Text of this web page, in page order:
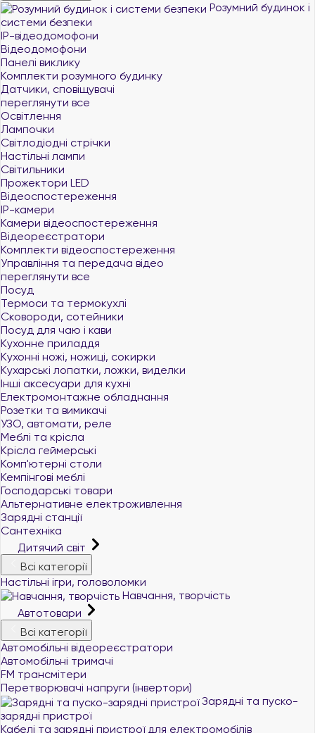
Розумний будинок і
системи безпеки
IP-відеодомофони
Відеодомофони
Панелі виклику
Комплекти розумного будинку
Датчики, сповіщувачі
переглянути все
Освітлення
Лампочки
Світлодіодні стрічки
Настільні лампи
Світильники
Прожектори LED
Відеоспостереження
IP-камери
Камери відеоспостереження
Відеореєстратори
Комплекти відеоспостереження
Управління та передача відео
переглянути все
Посуд
Термоси та термокухлі
Сковороди, сотейники
Посуд для чаю і кави
Кухонне приладдя
Кухонні ножі, ножиці, сокирки
Кухарські лопатки, ложки, виделки
Інші аксесуари для кухні
Електромонтажне обладнання
Розетки та вимикачі
УЗО, автомати, реле
Меблі та крісла
Крісла геймерські
Комп'ютерні столи
Кемпінгові меблі
Господарські товари
Альтернативне електроживлення
Зарядні станції
Сантехніка
Дитячий світ
Всі категорії
Настільні ігри, головоломки
Навчання, творчість
Автотовари
Всі категорії
Автомобільні відеореєстратори
Автомобільні тримачі
FM трансмітери
Перетворювачі напруги (інвертори)
Зарядні та пуско-
зарядні пристрої
Кабелі та зарядні пристрої для електромобілів
+380 (96) 521 33 21
+380 (73) 521 33 21